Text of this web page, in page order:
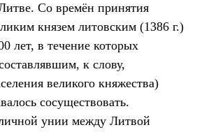
Со времён принятия
князем литовским (1386 г.)
лет, в течение которых
к слову,
великого княжества)
сосуществовать.
унии между Литвой